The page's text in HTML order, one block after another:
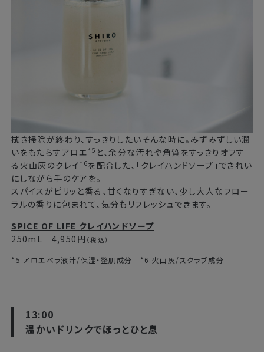
拭き掃除が終わり、すっきりしたいそんな時に。みずみずしい潤
いをもたらすアロエ *5 と、余分な汚れや角質をすっきりオフす
る火山灰のクレイ *6を配合した、「クレイハンドソープ」できれい
にしながら手のケアを。
スパイスがピリッと香る、甘くなりすぎない、少し大人なフロー
ラルの香りに包まれて、気分もリフレッシュできます。
SPICE OF LIFE クレイハンドソープ
250mL 4,950円 （税込）
*5 アロエベラ液汁/保湿・整肌成分 *6 火山灰/スクラブ成分
13:00
温かいドリンクでほっとひと息